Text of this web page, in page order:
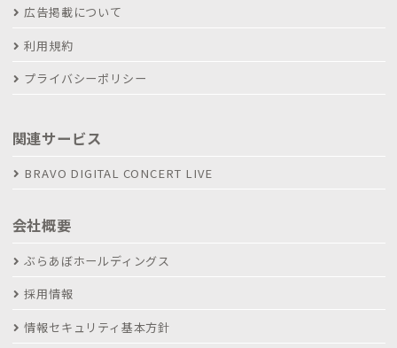
広告掲載について
利用規約
プライバシーポリシー
関連サービス
BRAVO DIGITAL CONCERT LIVE
会社概要
ぶらあぼホールディングス
採用情報
情報セキュリティ基本方針